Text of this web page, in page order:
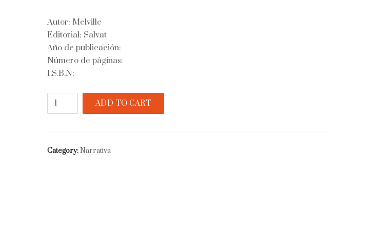
Autor: Melville
Editorial: Salvat
Año de publicación:
Número de páginas:
I.S.B.N:
Benito
ADD TO CART
Category:Narrativa